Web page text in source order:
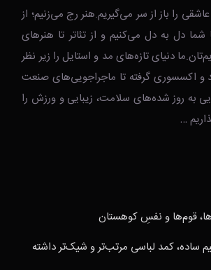
را باز از سر می‌گیریم.هنر رج می‌زنیم؛ از
دل به دل می‌کنیم و از تئاتر تا هنرهای
دنیای تازه‌های مد و استایل را زیر نظر
و اکسسوری گرفته تا ماجراجویی‌های صنعت
به روز شده‌های سلامت، زیبایی و ورزش را
…
قوم‌ها و نفسِ کوهستان
ساده، کمد لباسی مرتب‌تر و شیک‌تر داشته